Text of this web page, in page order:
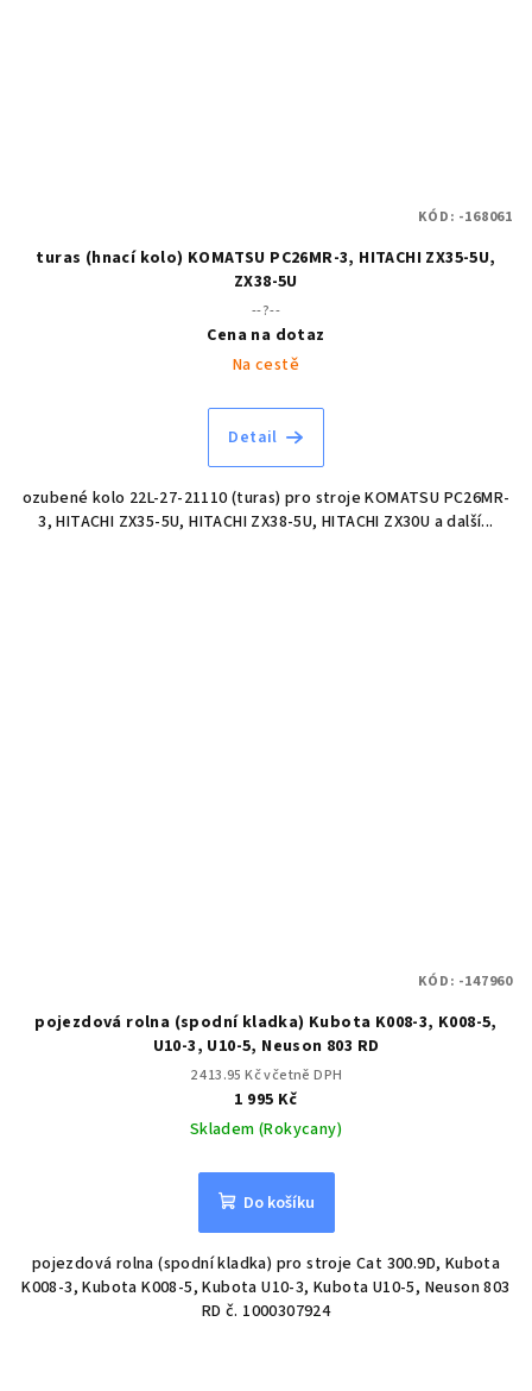
turas (hnací kolo) KOMATSU PC26MR-3, HITACHI ZX35-5U,
ZX38-5U
--?--
Cena na dotaz
Na cestě
Detail
ozubené kolo 22L-27-21110 (turas) pro stroje KOMATSU PC26MR-
3, HITACHI ZX35-5U, HITACHI ZX38-5U, HITACHI ZX30U a další...
KÓD: -168061
pojezdová rolna (spodní kladka) Kubota K008-3, K008-5,
U10-3, U10-5, Neuson 803 RD
2 413.95 Kč včetně DPH
1 995 Kč
Skladem (Rokycany)
Do košíku
pojezdová rolna (spodní kladka) pro stroje Cat 300.9D, Kubota
K008-3, Kubota K008-5, Kubota U10-3, Kubota U10-5, Neuson 803
RD č. 1000307924
KÓD: -147960